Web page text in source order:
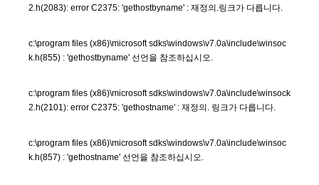
2.h(2083): error C2375: 'gethostbyname' : 재정의.링크가 다릅니다.
c:\program files (x86)\microsoft sdks\windows\v7.0a\include\winsoc
k.h(855) : 'gethostbyname' 선언을 참조하십시오.
c:\program files (x86)\microsoft sdks\windows\v7.0a\include\winsock
2.h(2101): error C2375: 'gethostname' : 재정의. 링크가 다릅니다.
c:\program files (x86)\microsoft sdks\windows\v7.0a\include\winsoc
k.h(857) : 'gethostname' 선언을 참조하십시오.